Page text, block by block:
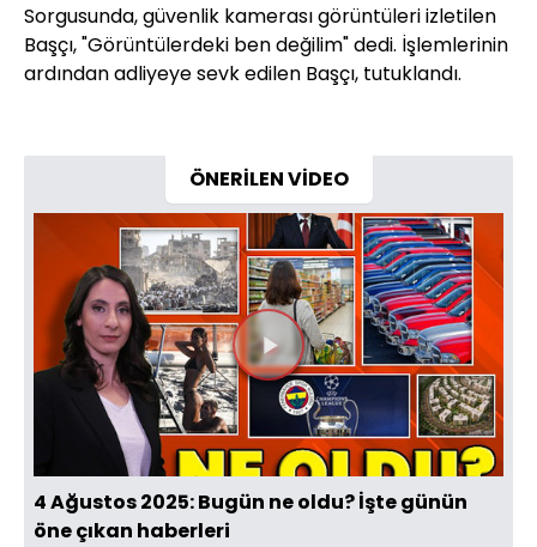
Sorgusunda, güvenlik kamerası görüntüleri izletilen
Başçı, "Görüntülerdeki ben değilim" dedi. İşlemlerinin
ardından adliyeye sevk edilen Başçı, tutuklandı.
ÖNERİLEN VİDEO
Videoyu
Oynat
4 Ağustos 2025: Bugün ne oldu? İşte günün
öne çıkan haberleri